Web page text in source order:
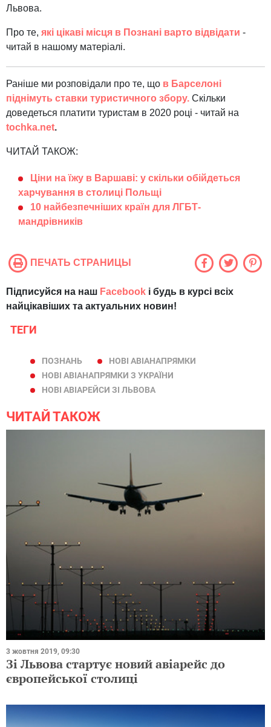
Львова.
Про те, які цікаві місця в Познані варто відвідати -
читай в нашому матеріалі.
Раніше ми розповідали про те, що в Барселоні
піднімуть ставки туристичного збору. Скільки
доведеться платити туристам в 2020 році - читай на
tochka.net.
ЧИТАЙ ТАКОЖ:
Ціни на їжу в Варшаві: у скільки обійдеться
харчування в столиці Польщі
10 найбезпечніших країн для ЛГБТ-
мандрівників
ПЕЧАТЬ СТРАНИЦЫ
Підписуйся на наш Facebook і будь в курсі всіх
найцікавіших та актуальних новин!
ТЕГИ
ПОЗНАНЬ
НОВІ АВІАНАПРЯМКИ
НОВІ АВІАНАПРЯМКИ З УКРАЇНИ
НОВІ АВІАРЕЙСИ ЗІ ЛЬВОВА
ЧИТАЙ ТАКОЖ
3 жовтня 2019, 09:30
Зі Львова стартує новий авіарейс до
європейської столиці